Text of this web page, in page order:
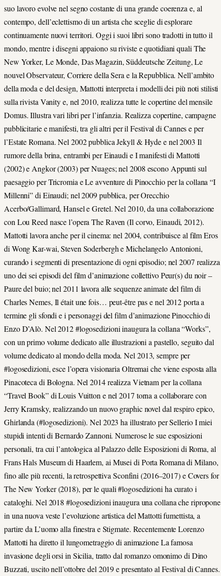
suo lavoro evolve nel segno costante di una grande coerenza e, al
contempo, dell’eclettismo di un artista che sceglie di esplorare
continuamente nuovi territori. Oggi i suoi libri sono tradotti in tutto il
mondo, mentre i disegni appaiono su riviste e quotidiani quali The
New Yorker, Le Monde, Das Magazin, Süddeutsche Zeitung, Le
nouvel Observateur, Corriere della Sera e la Repubblica. Nell’ambito
della moda e del design, Mattotti interpreta i modelli dei più noti stilisti
sulla rivista Vanity e, nel 2010, realizza tutte le copertine del mensile
Domus. Illustra vari libri per l’infanzia. Realizza copertine, campagne
pubblicitarie e manifesti, tra gli altri per il Festival di Cannes e per
l’Estate Romana. Nel 2002 pubblica Jekyll & Hyde e nel 2003 Il
rumore della brina, entrambi per Einaudi e I manifesti di Mattotti
(2002) e Angkor (2003) per Nuages; nel 2008 escono Appunti sul
paesaggio per Tricromia e Le avventure di Pinocchio per la collana “I
Millenni” di Einaudi; nel 2009 pubblica, per Orecchio
Acerbo/Gallimard, Hansel e Gretel. Nel 2010, da una collaborazione
con Lou Reed nasce l’opera The Raven (Il corvo, Einaudi, 2012).
Mattotti lavora anche per il cinema: nel 2004, contribuisce al film Eros
di Wong Kar-wai, Steven Soderbergh e Michelangelo Antonioni,
curando i segmenti di presentazione di ogni episodio; nel 2007 realizza
uno dei sei episodi del film d’animazione collettivo Peur(s) du noir –
Paure del buio; nel 2011 lavora alle sequenze animate del film di
Charles Nemes, Il était une fois… peut-être pas e nel 2012 porta a
termine gli sfondi e i personaggi del film d’animazione Pinocchio di
Enzo D’Alò. Nel 2012 #logosedizioni inaugura la collana “Works”,
con un primo volume dedicato alle illustrazioni a pastello, seguito dal
volume dedicato al mondo della moda. Nel 2013, sempre per
#logosedizioni, esce l’opera visionaria Oltremai che viene esposta alla
Pinacoteca di Bologna. Nel 2014 realizza Vietnam per la collana
“Travel Book” di Louis Vuitton e nel 2017 torna a collaborare con
Jerry Kramsky, realizzando un nuovo graphic novel dal respiro epico,
Ghirlanda (#logosedizioni). Nel 2023 ha illustrato per Sellerio I miei
stupidi intenti di Bernardo Zannoni. Numerose le sue esposizioni
personali, tra cui l’antologica al Palazzo delle Esposizioni di Roma, al
Frans Hals Museum di Haarlem, ai Musei di Porta Romana di Milano,
fino alle più recenti, la retrospettiva Sconfini (2016–2017) e Covers for
The New Yorker (2018), per le quali #logosedizioni ha curato i
cataloghi. Nel 2018 #logosedizioni inaugura una collana che ripropone
in una nuova veste l’evoluzione artistica del Mattotti fumettista, a
partire da L’uomo alla finestra e Stigmate. Recentemente Lorenzo
Mattotti ha diretto il lungometraggio di animazione La famosa
invasione degli orsi in Sicilia, tratto dal romanzo omonimo di Dino
Buzzati, uscito nell’ottobre del 2019 e presentato al Festival di Cannes.